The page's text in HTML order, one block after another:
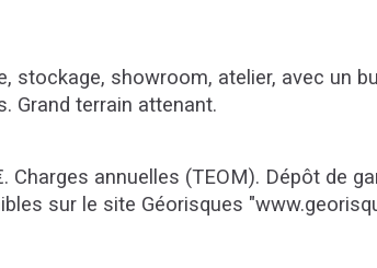
stockage, showroom, atelier, avec un
Grand terrain attenant.
annuelles (TEOM). Dépôt de
sur le site Géorisques